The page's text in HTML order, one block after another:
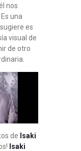
nos
una
es
visual de
de otro
de Isaki
Isaki